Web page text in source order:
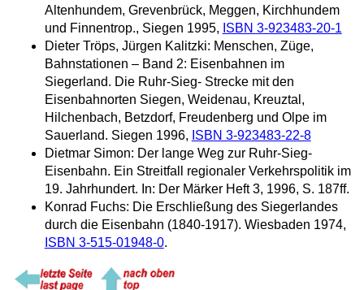
Altenhundem, Grevenbrück, Meggen, Kirchhundem
und Finnentrop., Siegen 1995, ISBN 3-923483-20-1
Dieter Tröps, Jürgen Kalitzki: Menschen, Züge,
Bahnstationen – Band 2: Eisenbahnen im
Siegerland. Die Ruhr-Sieg- Strecke mit den
Eisenbahnorten Siegen, Weidenau, Kreuztal,
Hilchenbach, Betzdorf, Freudenberg und Olpe im
Sauerland. Siegen 1996, ISBN 3-923483-22-8
Dietmar Simon: Der lange Weg zur Ruhr-Sieg-
Eisenbahn. Ein Streitfall regionaler Verkehrspolitik im
19. Jahrhundert. In: Der Märker Heft 3, 1996, S. 187ff.
Konrad Fuchs: Die Erschließung des Siegerlandes
durch die Eisenbahn (1840-1917). Wiesbaden 1974,
ISBN 3-515-01948-0.